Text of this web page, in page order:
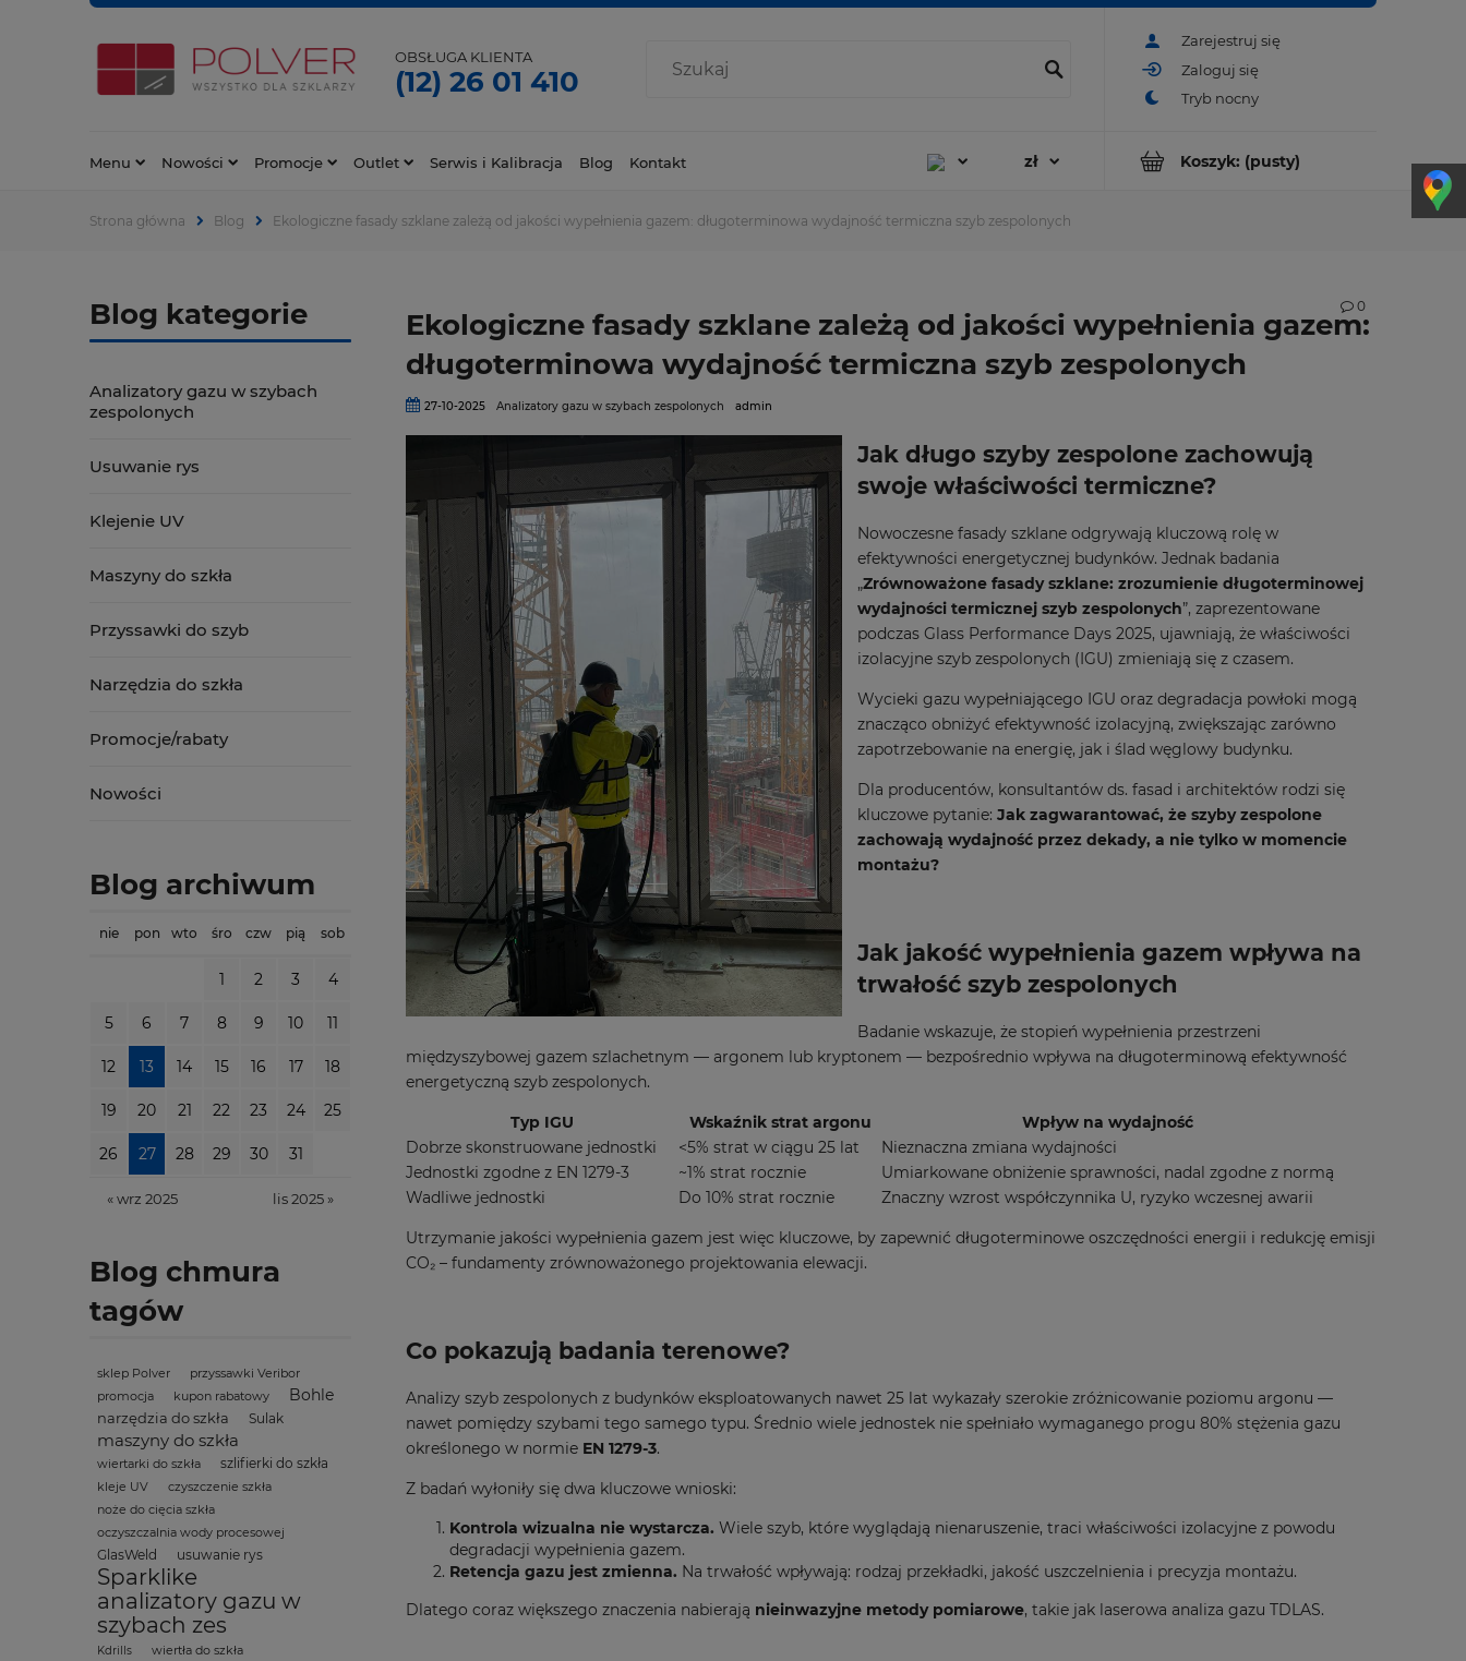
Zarejestruj się
Zaloguj się
OBSŁUGA KLIENTA
(12) 26 01 410
Koszyk: (pusty)
Menu Nowości Promocje Outlet Serwis i Kalibracja Blog Kontakt
Strona główna Blog Ekologiczne fasady szklane zależą od jakości wypełnienia gazem: długoterminowa wydajność termiczna szyb zespolonych
Blog kategorie
Analizatory gazu w szybach
zespolonych
Usuwanie rys
Klejenie UV
Maszyny do szkła
Przyssawki do szyb
Narzędzia do szkła
Promocje/rabaty
Nowości
Blog archiwum
nie pon wto śro czw pią sob
1 2 3 4
5 6 7 8 9 10 11
12 13 14 15 16 17 18
19 20 21 22 23 24 25
26 27 28 29 30 31
« wrz 2025 lis 2025 »
Blog chmura
tagów
sklep Polver
przyssawki Veribor
promocja
kupon rabatowy Bohle
narzędzia do szkła Sulak
maszyny do szkła
wiertarki do szkła szlifierki do szkła
kleje UV
czyszczenie szkła
noże do cięcia szkła
oczyszczalnia wody procesowej
GlasWeld usuwanie rys
Sparklike
analizatory gazu w
szybach zes
Kdrills
wiertła do szkła
Ekologiczne fasady szklane zależą od jakości wypełnienia gazem:
długoterminowa wydajność termiczna szyb zespolonych
0
27-10-2025 Analizatory gazu w szybach zespolonych admin
Jak długo szyby zespolone zachowują
swoje właściwości termiczne?
Nowoczesne fasady szklane odgrywają kluczową rolę w
efektywności energetycznej budynków. Jednak badania
„Zrównoważone fasady szklane: zrozumienie długoterminowej
wydajności termicznej szyb zespolonych”, zaprezentowane
podczas Glass Performance Days 2025, ujawniają, że właściwości
izolacyjne szyb zespolonych (IGU) zmieniają się z czasem.
Wycieki gazu wypełniającego IGU oraz degradacja powłoki mogą
znacząco obniżyć efektywność izolacyjną, zwiększając zarówno
zapotrzebowanie na energię, jak i ślad węglowy budynku.
Dla producentów, konsultantów ds. fasad i architektów rodzi się
kluczowe pytanie: Jak zagwarantować, że szyby zespolone
zachowają wydajność przez dekady, a nie tylko w momencie
montażu?
Jak jakość wypełnienia gazem wpływa na
trwałość szyb zespolonych
Badanie wskazuje, że stopień wypełnienia przestrzeni
międzyszybowej gazem szlachetnym — argonem lub kryptonem — bezpośrednio wpływa na długoterminową efektywność
energetyczną szyb zespolonych.
Typ IGU Wskaźnik strat argonu
Wpływ na wydajność
Dobrze skonstruowane jednostki <5% strat w ciągu 25 lat Nieznaczna zmiana wydajności
Jednostki zgodne z EN 1279-3
~1% strat rocznie
Umiarkowane obniżenie sprawności, nadal zgodne z normą
Wadliwe jednostki
Do 10% strat rocznie Znaczny wzrost współczynnika U, ryzyko wczesnej awarii
Utrzymanie jakości wypełnienia gazem jest więc kluczowe, by zapewnić długoterminowe oszczędności energii i redukcję emisji
CO₂ – fundamenty zrównoważonego projektowania elewacji.
Co pokazują badania terenowe?
Analizy szyb zespolonych z budynków eksploatowanych nawet 25 lat wykazały szerokie zróżnicowanie poziomu argonu —
nawet pomiędzy szybami tego samego typu. Średnio wiele jednostek nie spełniało wymaganego progu 80% stężenia gazu
określonego w normie EN 1279-3.
Z badań wyłoniły się dwa kluczowe wnioski:
Kontrola wizualna nie wystarcza. Wiele szyb, które wyglądają nienaruszenie, traci właściwości izolacyjne z powodu
degradacji wypełnienia gazem.
Retencja gazu jest zmienna. Na trwałość wpływają: rodzaj przekładki, jakość uszczelnienia i precyzja montażu.
Dlatego coraz większego znaczenia nabierają nieinwazyjne metody pomiarowe, takie jak laserowa analiza gazu TDLAS.